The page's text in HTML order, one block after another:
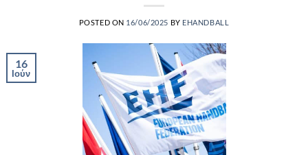
POSTED ON 16/06/2025 BY EHANDBALL
16
Ιούν